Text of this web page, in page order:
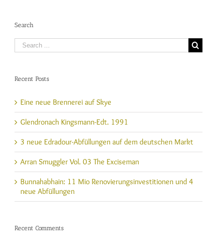
Search
Search
for:
Recent Posts
Eine neue Brennerei auf Skye
Glendronach Kingsmann-Edt. 1991
3 neue Edradour-Abfüllungen auf dem deutschen Markt
Arran Smuggler Vol. 03 The Exciseman
Bunnahabhain: 11 Mio Renovierungsinvestitionen und 4
neue Abfüllungen
Recent Comments